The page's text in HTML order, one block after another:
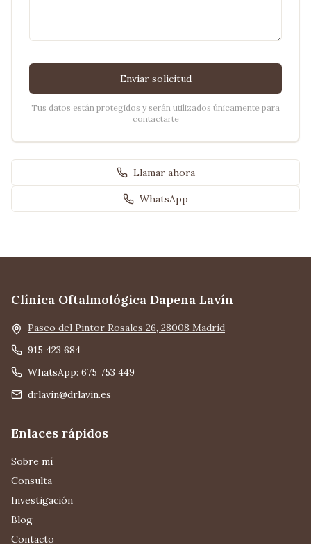
Enviar solicitud
Tus datos están protegidos y serán utilizados únicamente para
contactarte
Llamar ahora
WhatsApp
Clínica Oftalmológica Dapena Lavín
Paseo del Pintor Rosales 26, 28008 Madrid
915 423 684
WhatsApp: 675 753 449
drlavin@drlavin.es
Enlaces rápidos
Sobre mí
Consulta
Investigación
Blog
Contacto